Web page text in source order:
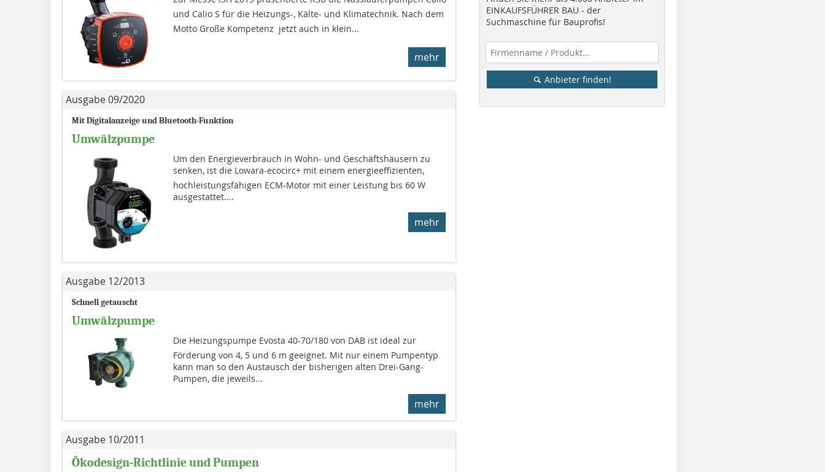
und Calio S für die Heizungs-, Kälte- und Klimatechnik. Nach dem
Motto Große Kompetenz  jetzt auch in klein...
mehr
Ausgabe 09/2020
Mit Digitalanzeige und Bluetooth-Funktion
Umwälzpumpe
Um den Energieverbrauch in Wohn- und Geschäftshäusern zu
senken, ist die Lowara-ecocirc+ mit einem energieeffizienten,
hochleistungsfähigen ECM-Motor mit einer Leistung bis 60 W
ausgestattet....
mehr
Ausgabe 12/2013
Schnell getauscht
Umwälzpumpe
Die Heizungspumpe Evosta 40-70/180 von DAB ist ideal zur
Förderung von 4, 5 und 6 m geeignet. Mit nur einem Pumpentyp
kann man so den Austausch der bisherigen alten Drei-Gang-
Pumpen, die jeweils...
mehr
Ausgabe 10/2011
Ökodesign-Richtlinie und Pumpen
EINKAUFSFÜHRER BAU - der
Suchmaschine für Bauprofis!
Anbieter finden!